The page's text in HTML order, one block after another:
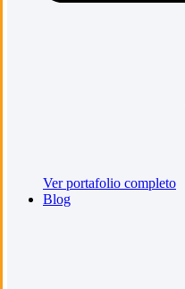
Ver portafolio completo
Blog